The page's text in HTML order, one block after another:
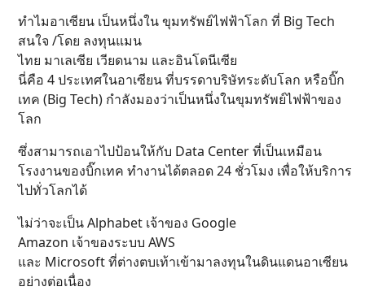
ทำไมอาเซียน เป็นหนึ่งใน ขุมทรัพย์ไฟฟ้าโลก ที่ Big Tech
สนใจ /โดย ลงทุนแมน
ไทย มาเลเซีย เวียดนาม และอินโดนีเซีย
นี่คือ 4 ประเทศในอาเซียน ที่บรรดาบริษัทระดับโลก หรือบิ๊ก
เทค (Big Tech) กำลังมองว่าเป็นหนึ่งในขุมทรัพย์ไฟฟ้าของ
โลก
ซึ่งสามารถเอาไปป้อนให้กับ Data Center ที่เป็นเหมือน
โรงงานของบิ๊กเทค ทำงานได้ตลอด 24 ชั่วโมง เพื่อให้บริการ
ไปทั่วโลกได้
ไม่ว่าจะเป็น Alphabet เจ้าของ Google
Amazon เจ้าของระบบ AWS
และ Microsoft ที่ต่างตบเท้าเข้ามาลงทุนในดินแดนอาเซียน
อย่างต่อเนื่อง